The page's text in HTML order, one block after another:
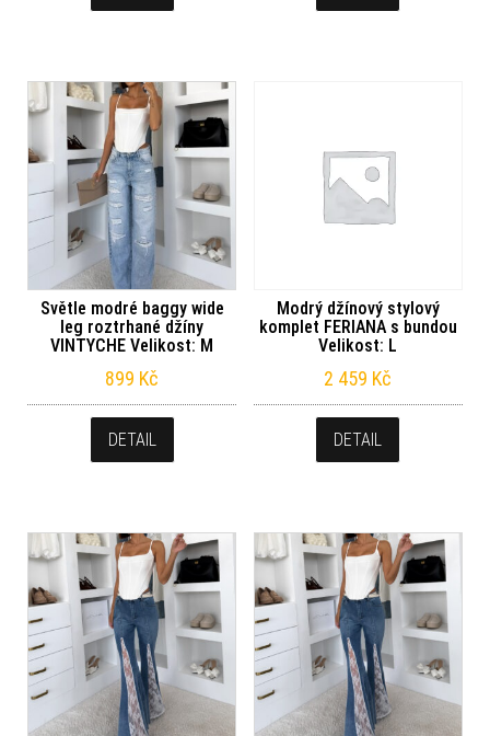
Světle modré baggy wide
leg roztrhané džíny
VINTYCHE Velikost: M
899 Kč
DETAIL
Modrý džínový stylový
komplet FERIANA s bundou
Velikost: L
2 459 Kč
DETAIL